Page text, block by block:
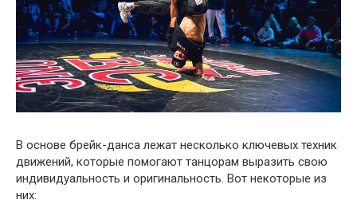
В основе брейк-данса лежат несколько ключевых техник
движений, которые помогают танцорам выразить свою
индивидуальность и оригинальность. Вот некоторые из
них: